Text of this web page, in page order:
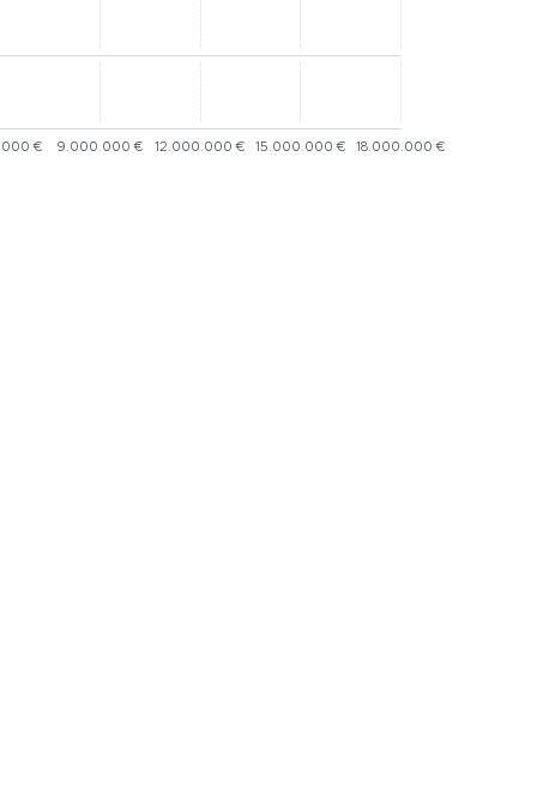
€ 9.000.000 € 12.000.000 € 15.000.000 € 18.000.000 €